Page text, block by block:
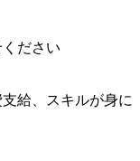
ださい
給、スキルが身に